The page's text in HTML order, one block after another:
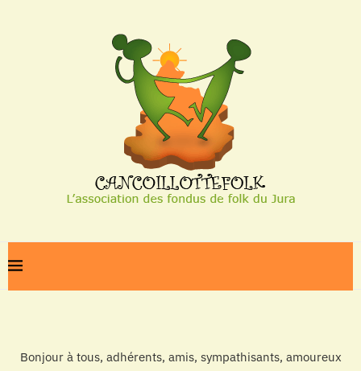
Bonjour à tous, adhérents, amis, sympathisants, amoureux